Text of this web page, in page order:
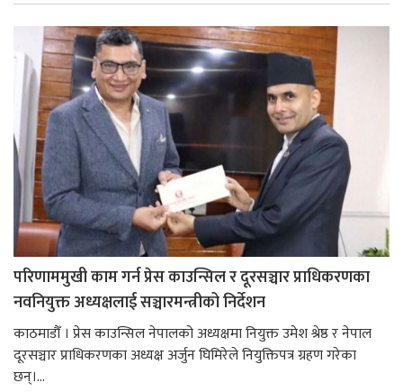
परिणाममुखी काम गर्न प्रेस काउन्सिल र दूरसञ्चार प्राधिकरणका
नवनियुक्त अध्यक्षलाई सञ्चारमन्त्रीको निर्देशन
काठमाडौँ । प्रेस काउन्सिल नेपालको अध्यक्षमा नियुक्त उमेश श्रेष्ठ र नेपाल
दूरसञ्चार प्राधिकरणका अध्यक्ष अर्जुन घिमिरेले नियुक्तिपत्र ग्रहण गरेका
छन्।...